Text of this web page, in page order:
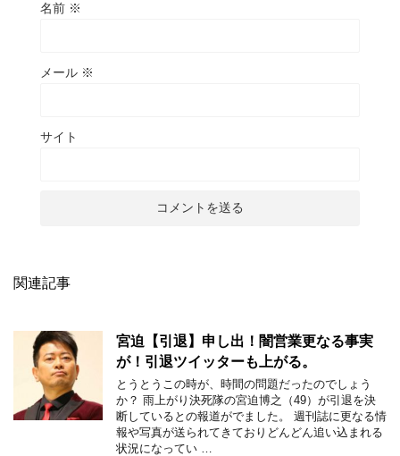
名前 ※
メール ※
サイト
関連記事
宮迫【引退】申し出！闇営業更なる事実
が！引退ツイッターも上がる。
とうとうこの時が、時間の問題だったのでしょう
か？ 雨上がり決死隊の宮迫博之（49）が引退を決
断しているとの報道がでました。 週刊誌に更なる情
報や写真が送られてきておりどんどん追い込まれる
状況になってい …